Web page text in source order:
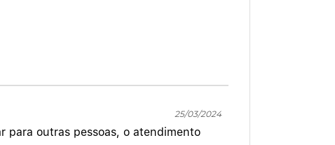
25/03/2024
para outras pessoas, o atendimento